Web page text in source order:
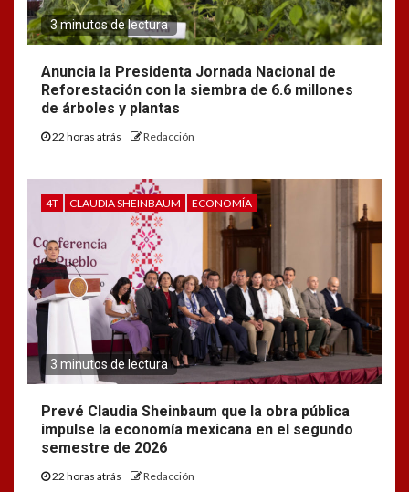
3 minutos de lectura
Anuncia la Presidenta Jornada Nacional de
Reforestación con la siembra de 6.6 millones
de árboles y plantas
22 horas atrás Redacción
4T CLAUDIA SHEINBAUM ECONOMÍA
3 minutos de lectura
Prevé Claudia Sheinbaum que la obra pública
impulse la economía mexicana en el segundo
semestre de 2026
22 horas atrás Redacción